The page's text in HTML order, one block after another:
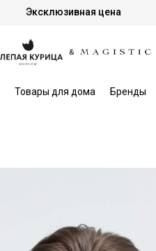
Эксклюзивная цена
Товары для дома Бренды